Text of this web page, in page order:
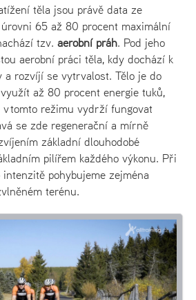
těla jsou právě data ze
65 až 80 procent maximální
tzv. aerobní práh. Pod jeho
aerobní práci těla, kdy dochází k
a rozvíjí se vytrvalost. Tělo je do
až 80 procent energie tuků,
v tomto režimu vydrží fungovat
se zde regenerační a mírně
základní dlouhodobé
pilířem každého výkonu. Při
pohybujeme zejména
terénu.